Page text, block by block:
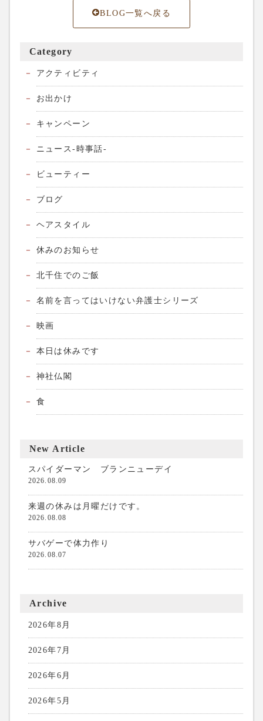
BLOG一覧へ戻る
Category
アクティビティ
お出かけ
キャンペーン
ニュース-時事話-
ビューティー
ブログ
ヘアスタイル
休みのお知らせ
北千住でのご飯
名前を言ってはいけない弁護士シリーズ
映画
本日は休みです
神社仏閣
食
New Article
スパイダーマン ブランニューデイ
2026.08.09
来週の休みは月曜だけです。
2026.08.08
サバゲーで体力作り
2026.08.07
Archive
2026年8月
2026年7月
2026年6月
2026年5月